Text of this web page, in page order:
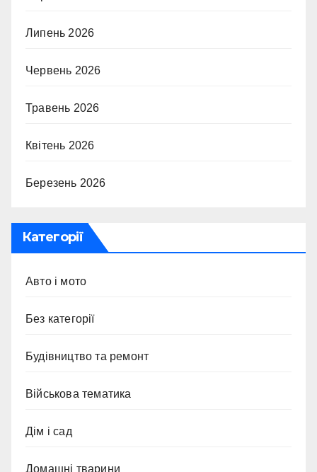
Липень 2026
Червень 2026
Травень 2026
Квітень 2026
Березень 2026
Категорії
Авто і мото
Без категорії
Будівництво та ремонт
Військова тематика
Дім і сад
Домашні тварини